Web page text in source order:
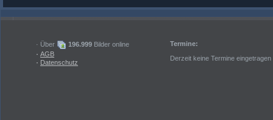
· Über 196.999 Bilder online
· AGB
· Datenschutz
Termine:
Derzeit keine Termine eingetragen